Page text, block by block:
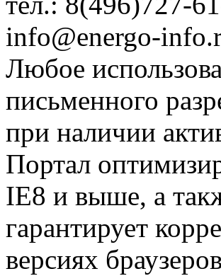
info@energo-
Любое
письменного
при наличии
Портал
IE8 и выше, а
гарантирует
версиях браузеров